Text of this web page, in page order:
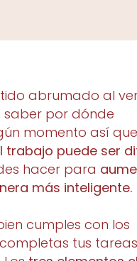
abrumado al
saber por dónde
momento así que
trabajo puede ser
hacer para
más inteligente.
cumples con los
tus